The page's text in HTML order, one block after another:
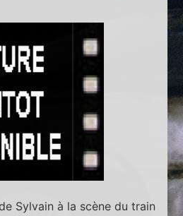
Sylvain à la scène du train